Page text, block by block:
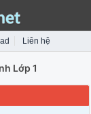
Liên hệ
Lớp 1